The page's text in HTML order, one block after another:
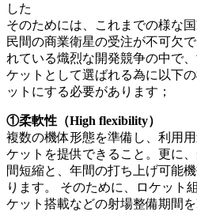
した
そのためには、これまでの様な
民間の商業衛星の受注が不可欠
れている熾烈な開発競争の中で
ケットとして選ばれる為に以下
ットにする必要があります；
①柔軟性（High flexibility）
複数の機体形態を準備し、利用
ケットを提供できること。更に
間短縮と、年間の打ち上げ可能
ります。 そのために、ロケット
ケット搭載などの射場整備期間